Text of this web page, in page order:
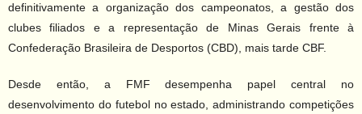
definitivamente a organização dos campeonatos, a gestão dos
clubes filiados e a representação de Minas Gerais frente à
Confederação Brasileira de Desportos (CBD), mais tarde CBF.
Desde então, a FMF desempenha papel central no
desenvolvimento do futebol no estado, administrando competições